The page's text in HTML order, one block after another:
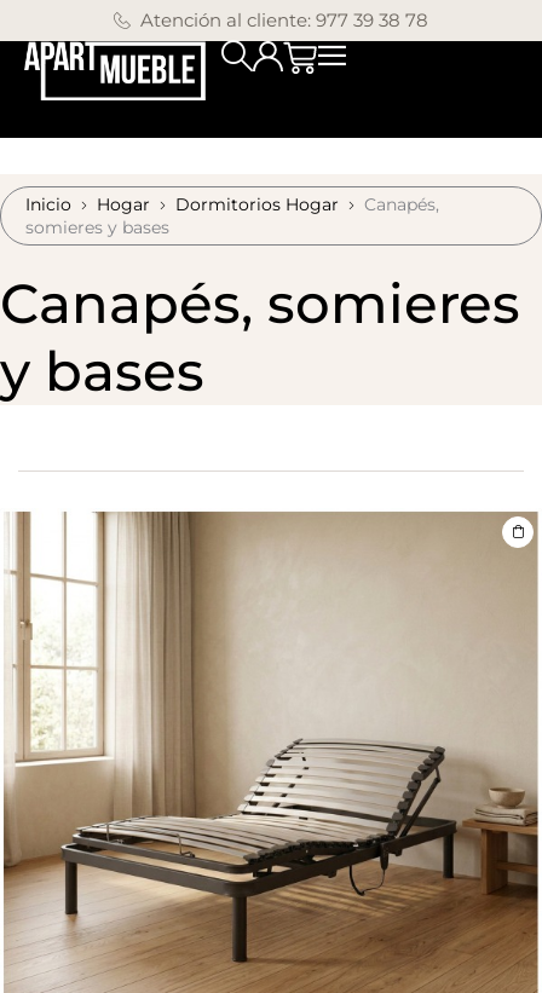
Atención al cliente: 977 39 38 78
Inicio Hogar Dormitorios Hogar
Canapés,
somieres y bases
Canapés, somieres
y bases